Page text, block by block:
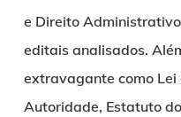
e Direito
editais analisados.
extravagante como Lei
Autoridade, Estatuto